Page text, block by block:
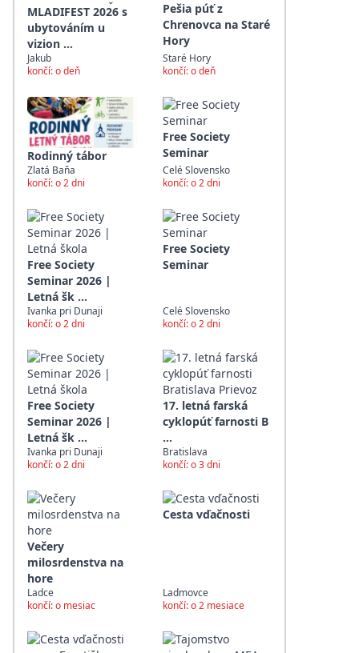
MLADIFEST 2026 s
ubytováním u
vizion ...
Jakub
končí: o deň
Pešia púť z
Chrenovca na Staré
Hory
Staré Hory
končí: o deň
Rodinný tábor
Zlatá Baňa
končí: o 2 dni
Free Society
Seminar
Celé Slovensko
končí: o 2 dni
Free Society
Seminar 2026 |
Letná šk ...
Ivanka pri Dunaji
končí: o 2 dni
Free Society
Seminar
Celé Slovensko
končí: o 2 dni
Free Society
Seminar 2026 |
Letná šk ...
Ivanka pri Dunaji
končí: o 2 dni
17. letná farská
cyklopúť farnosti B
...
Bratislava
končí: o 3 dni
Večery
milosrdenstva na
hore
Ladce
končí: o mesiac
Cesta vďačnosti
Ladmovce
končí: o 2 mesiace